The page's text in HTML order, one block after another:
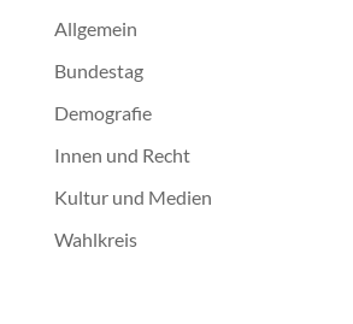
Allgemein
Bundestag
Demografie
Innen und Recht
Kultur und Medien
Wahlkreis